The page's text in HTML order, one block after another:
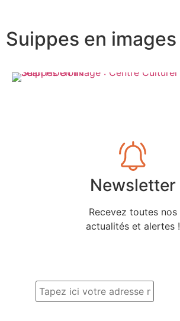
Suippes en images
Newsletter
Recevez toutes nos
actualités et alertes !